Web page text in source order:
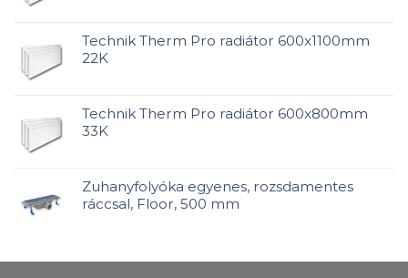
Technik Therm Pro radiátor 600x1100mm
22K
Technik Therm Pro radiátor 600x800mm
33K
Zuhanyfolyóka egyenes, rozsdamentes
ráccsal, Floor, 500 mm